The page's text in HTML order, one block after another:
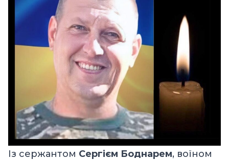
Із сержантом Сергієм Боднарем, воїном